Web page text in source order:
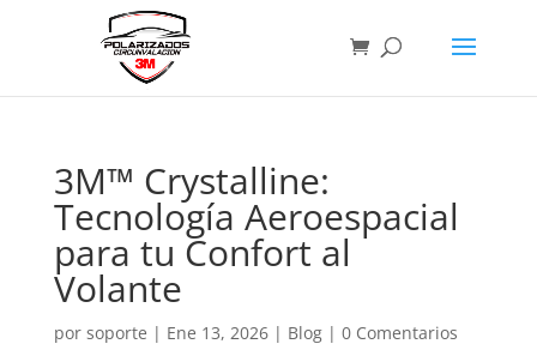
3M™ Crystalline:
Tecnología Aeroespacial
para tu Confort al
Volante
por soporte | Ene 13, 2026| Blog| 0 Comentarios